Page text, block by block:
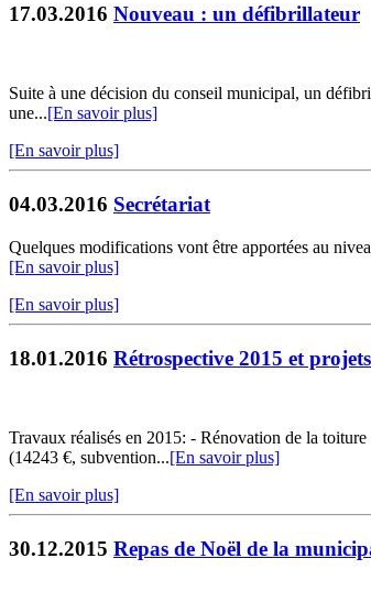
17.03.2016 Nouveau : un défibrillateur
Suite à une décision du conseil municipal, un
une...[En savoir plus]
[En savoir plus]
04.03.2016 Secrétariat
Quelques modifications vont être apportées au
[En savoir plus]
[En savoir plus]
18.01.2016 Rétrospective 2015 et
Travaux réalisés en 2015: - Rénovation de la
(14243 €, subvention...[En savoir plus]
[En savoir plus]
30.12.2015 Repas de Noël de la